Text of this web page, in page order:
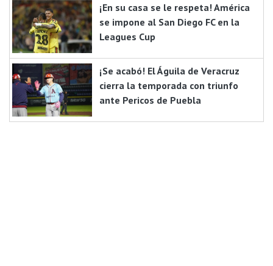
¡En su casa se le respeta! América
se impone al San Diego FC en la
Leagues Cup
¡Se acabó! El Águila de Veracruz
cierra la temporada con triunfo
ante Pericos de Puebla